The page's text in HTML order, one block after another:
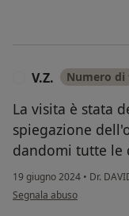
V.Z. Numero
La visita è stata
spiegazione
dandomi tutte le
19 giugno 2024 • Dr.
secondo l'opinione
Segnala abuso